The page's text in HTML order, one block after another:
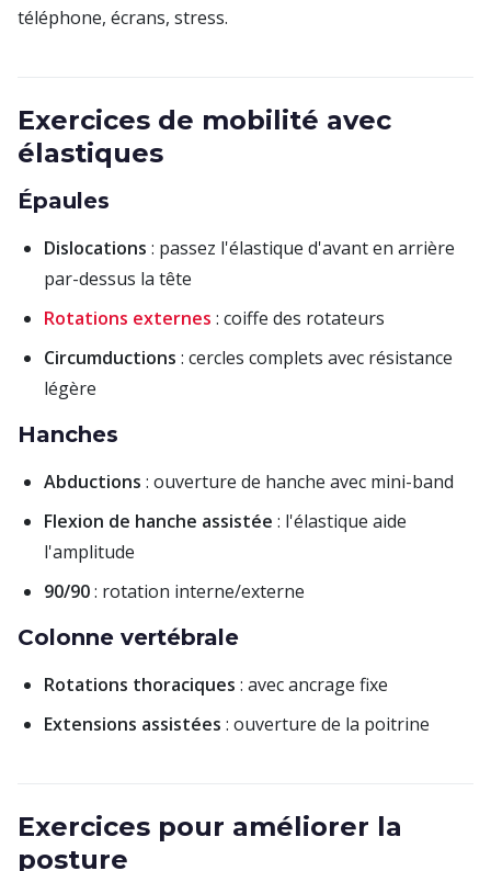
téléphone, écrans, stress.
Exercices de mobilité avec
élastiques
Épaules
Dislocations : passez l'élastique d'avant en arrière
par-dessus la tête
Rotations externes : coiffe des rotateurs
Circumductions : cercles complets avec résistance
légère
Hanches
Abductions : ouverture de hanche avec mini-band
Flexion de hanche assistée : l'élastique aide
l'amplitude
90/90: rotation interne/externe
Colonne vertébrale
Rotations thoraciques : avec ancrage fixe
Extensions assistées : ouverture de la poitrine
Exercices pour améliorer la
posture